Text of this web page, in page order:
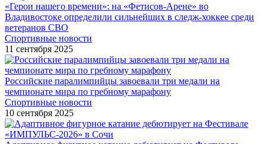
«Герои нашего времени»: на «Фетисов-Арене» во
Владивостоке определили сильнейших в следж-хоккее среди
ветеранов СВО
Спортивные новости
11 сентября 2025
Российские паралимпийцы завоевали три медали на
чемпионате мира по гребному марафону
Спортивные новости
10 сентября 2025